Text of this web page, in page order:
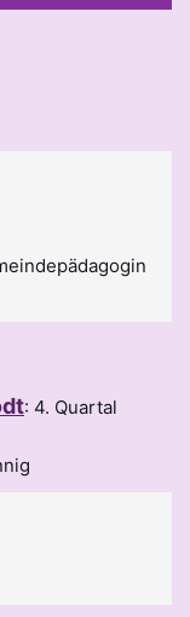
: 4. Quartal